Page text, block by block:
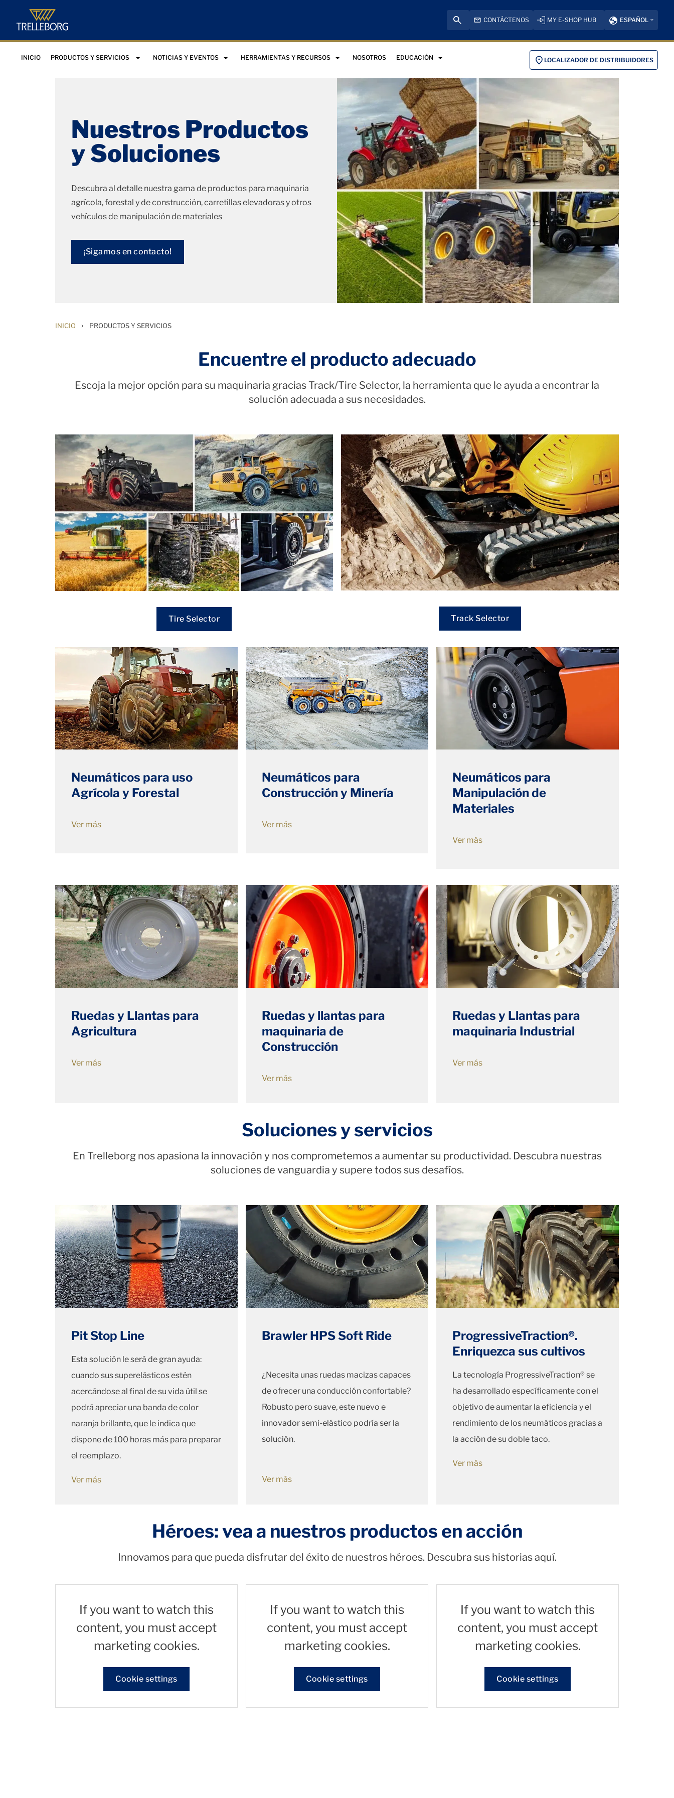
CONTÁCTENOS MY E-SHOP HUB ESPAÑOL
INICIO PRODUCTOS Y SERVICIOS NOTICIAS Y EVENTOS HERRAMIENTAS Y RECURSOS NOSOTROS EDUCACIÓN LOCALIZADOR DE DISTRIBUIDORES
Nuestros Productos
y Soluciones
Descubra al detalle nuestra gama de productos para maquinaria
agrícola, forestal y de construcción, carretillas elevadoras y otros
vehículos de manipulación de materiales
¡Sigamos en contacto!
INICIO › PRODUCTOS Y SERVICIOS
Encuentre el producto adecuado
Escoja la mejor opción para su maquinaria gracias Track/Tire Selector, la herramienta que le ayuda a encontrar la
solución adecuada a sus necesidades.
Tire Selector Track Selector
Neumáticos para uso
Agrícola y Forestal
Ver más
Neumáticos para
Construcción y Minería
Ver más
Neumáticos para
Manipulación de
Materiales
Ver más
Ruedas y Llantas para
Agricultura
Ver más
Ruedas y llantas para
maquinaria de
Construcción
Ver más
Ruedas y Llantas para
maquinaria Industrial
Ver más
Soluciones y servicios
En Trelleborg nos apasiona la innovación y nos comprometemos a aumentar su productividad. Descubra nuestras
soluciones de vanguardia y supere todos sus desafíos.
Pit Stop Line
Esta solución le será de gran ayuda:
cuando sus superelásticos estén
acercándose al final de su vida útil se
podrá apreciar una banda de color
naranja brillante, que le indica que
dispone de 100 horas más para preparar
el reemplazo.
Ver más
Brawler HPS Soft Ride
¿Necesita unas ruedas macizas capaces
de ofrecer una conducción confortable?
Robusto pero suave, este nuevo e
innovador semi-elástico podría ser la
solución.
Ver más
ProgressiveTraction®.
Enriquezca sus cultivos
La tecnología ProgressiveTraction® se
ha desarrollado específicamente con el
objetivo de aumentar la eficiencia y el
rendimiento de los neumáticos gracias a
la acción de su doble taco.
Ver más
Héroes: vea a nuestros productos en acción
Innovamos para que pueda disfrutar del éxito de nuestros héroes. Descubra sus historias aquí.
If you want to watch this
content, you must accept
marketing cookies.
Cookie settings
If you want to watch this
content, you must accept
marketing cookies.
Cookie settings
If you want to watch this
content, you must accept
marketing cookies.
Cookie settings